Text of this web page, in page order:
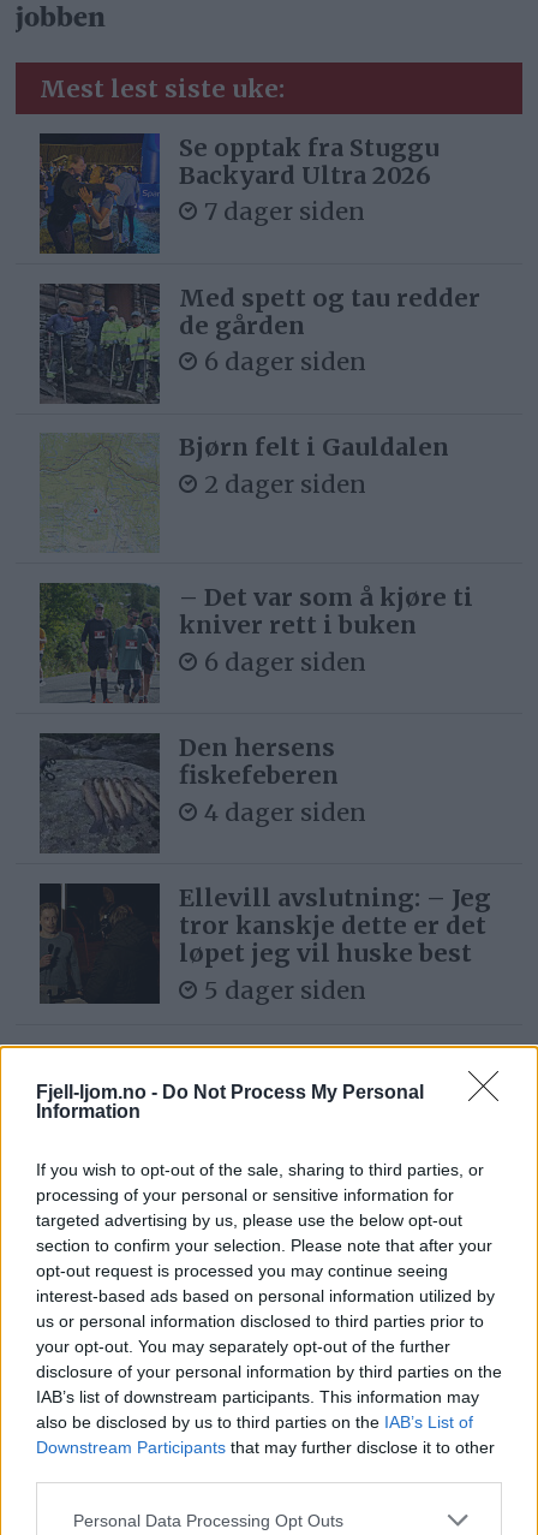
Fjell-ljom.no - Do Not Process My Personal
Information
If you wish to opt-out of the sale, sharing to third parties, or
processing of your personal or sensitive information for
targeted advertising by us, please use the below opt-out
section to confirm your selection. Please note that after your
opt-out request is processed you may continue seeing
interest-based ads based on personal information utilized by
us or personal information disclosed to third parties prior to
your opt-out. You may separately opt-out of the further
disclosure of your personal information by third parties on the
IAB’s list of downstream participants. This information may
also be disclosed by us to third parties on the IAB’s List of
Downstream Participants that may further disclose it to other
Personal Data Processing Opt Outs
jobben
Mest lest siste uke:
Se opptak fra Stuggu
Backyard Ultra 2026
7 dager siden
Med spett og tau redder
de gården
6 dager siden
Bjørn felt i Gauldalen
2 dager siden
– Det var som å kjøre ti
kniver rett i buken
6 dager siden
Den hersens
fiskefeberen
4 dager siden
Ellevill avslutning: – Jeg
tror kanskje dette er det
løpet jeg vil huske best
5 dager siden
– Trengte en trimtur
6 dager siden
– Jeg har aldri opplevd
det så ille som nå
2 dager siden
Lea tar over Røros
Kunstformidling i
august
1 dag siden
– Givergleden er stor i